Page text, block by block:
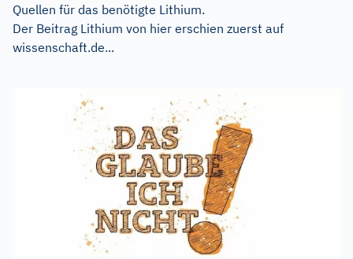
Quellen für das benötigte Lithium.
Der Beitrag Lithium von hier erschien zuerst auf
wissenschaft.de...